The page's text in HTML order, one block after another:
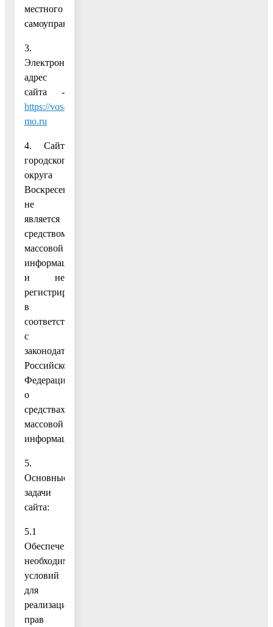
местного
самоуправления.
3.
Электронный
адрес
сайта -
https://vos-
mo.ru
4. Сайт
городского
округа
Воскресенск
не
является
средством
массовой
информации
и не
регистрируется
в
соответствии
с
законодательством
Российской
Федерации
о
средствах
массовой
информации.
5.
Основные
задачи
сайта:
5.1
Обеспечение
необходимых
условий
для
реализации
прав